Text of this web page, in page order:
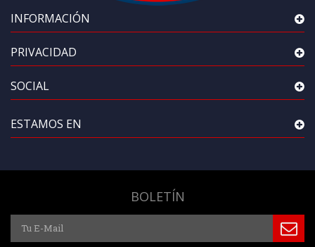
INFORMACIÓN
PRIVACIDAD
SOCIAL
ESTAMOS EN
BOLETÍN